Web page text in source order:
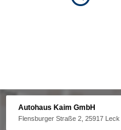
Autohaus Kaim GmbH
Flensburger Straße 2, 25917 Leck